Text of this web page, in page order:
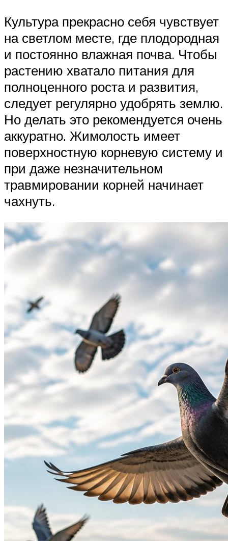
Культура прекрасно себя чувствует
на светлом месте, где плодородная
и постоянно влажная почва. Чтобы
растению хватало питания для
полноценного роста и развития,
следует регулярно удобрять землю.
Но делать это рекомендуется очень
аккуратно. Жимолость имеет
поверхностную корневую систему и
при даже незначительном
травмировании корней начинает
чахнуть.